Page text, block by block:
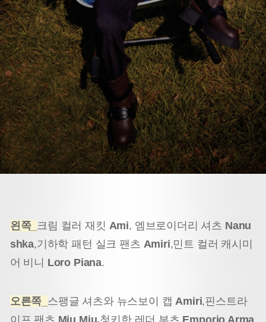
왼쪽_ 크림 컬러 재킷 Ami, 엠브로이더리 셔츠 Nanu
shka,기하학 패턴 실크 팬츠 Amiri,민트 컬러 캐시미
어 비니 Loro Piana.
오른쪽_ 스팽글 셔츠와 뉴스보이 캡 Amiri,핀스트라
이프 팬츠 Miu Miu,청키한 레더 부츠 Emporio Arma